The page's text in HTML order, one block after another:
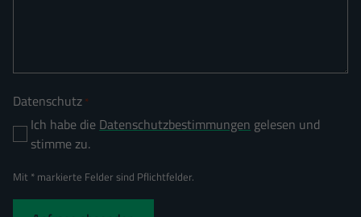
Datenschutz *
Ich habe die Datenschutzbestimmungen gelesen und
stimme zu.
Mit * markierte Felder sind Pflichtfelder.